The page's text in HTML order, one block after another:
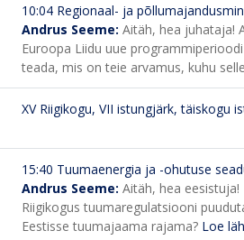
10:04 Regionaal- ja
Andrus Seeme: Aitäh, hea juhataja!
Euroopa Liidu uue
teada, mis on teie arvamus, kuhu
XV Riigikogu, VII istungjärk, täiskogu
15:40 Tuumaenergia ja -ohutuse
Andrus Seeme: Aitäh, hea
Riigikogus tuumaregulatsiooni
Eestisse tuumajaama rajama? Loe